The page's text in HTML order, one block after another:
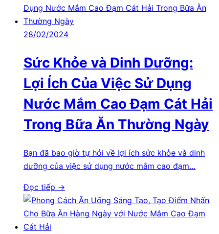
28/02/2024
Sức Khỏe và Dinh Dưỡng:
Lợi Ích Của Việc Sử Dụng
Nước Mắm Cao Đạm Cát Hải
Trong Bữa Ăn Thường Ngày
Bạn đã bao giờ tự hỏi về lợi ích sức khỏe và dinh
dưỡng của việc sử dụng nước mắm cao đạm…
Đọc tiếp →